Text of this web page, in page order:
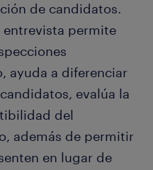
de candidatos.
entrevista permite
ayuda a diferenciar
evalúa la
del
además de permitir
en lugar de